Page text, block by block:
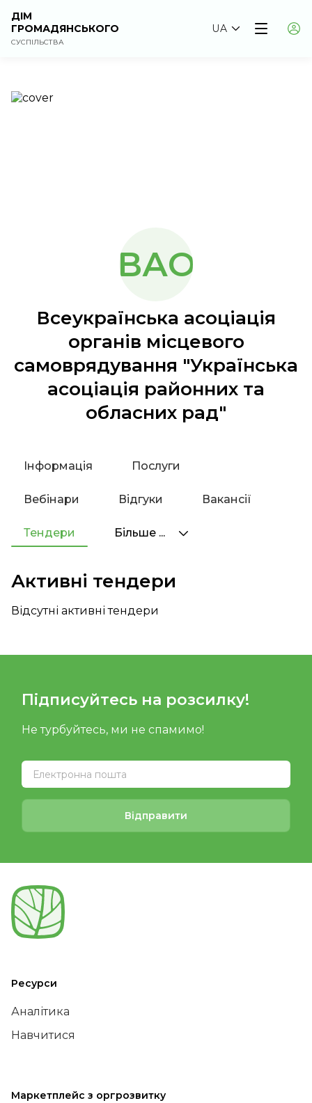
ДІМ
ГРОМАДЯНСЬКОГО
СУСПІЛЬСТВА
UA
ВАО
Всеукраїнська асоціація
органів місцевого
самоврядування "Українська
асоціація районних та
обласних рад"
Інформація Послуги
Вебінари Відгуки Вакансії
Тендери Більше ...
Активні тендери
Відсутні активні тендери
Підписуйтесь на розсилку!
Не турбуйтесь, ми не спамимо!
Відправити
Ресурси
Аналітика
Навчитися
Маркетплейс з оргрозвитку